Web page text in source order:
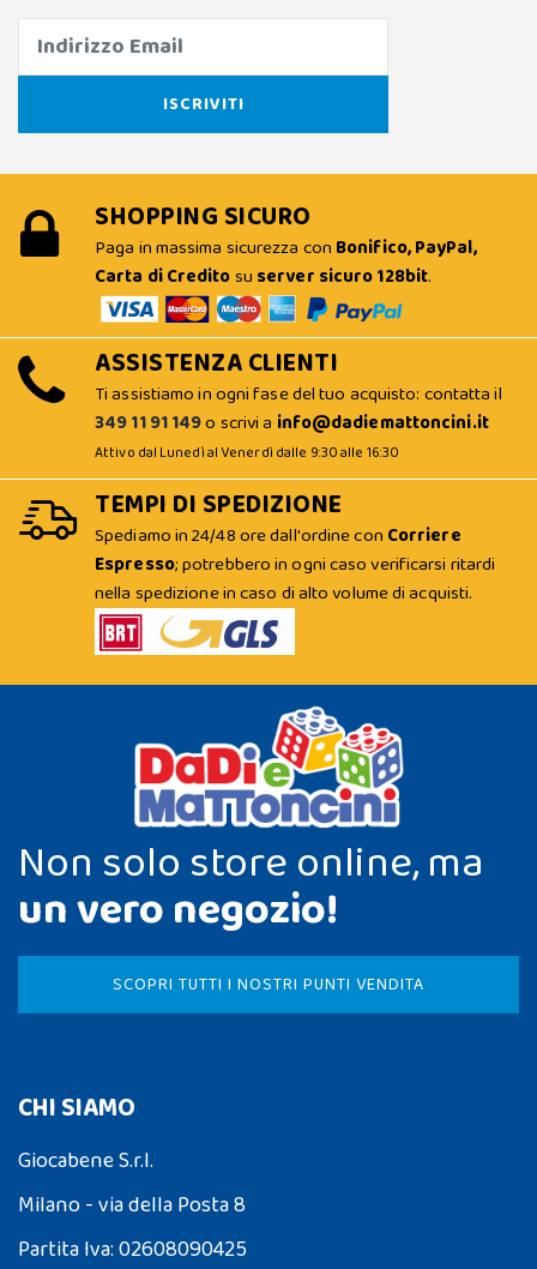
SHOPPING SICURO
Paga in massima sicurezza con Bonifico, PayPal,
Carta di Creditosu server sicuro 128bit.
ASSISTENZA CLIENTI
Ti assistiamo in ogni fase del tuo acquisto: contatta il
349 11 91 149o scrivi a info@dadiemattoncini.it
Attivo dal Lunedì al Venerdì dalle 9:30 alle 16:30
TEMPI DI SPEDIZIONE
Spediamo in 24/48 ore dall'ordine con Corriere
Espresso; potrebbero in ogni caso verificarsi ritardi
nella spedizione in caso di alto volume di acquisti.
Non solo store online, ma
un vero negozio!
SCOPRI TUTTI I NOSTRI PUNTI VENDITA
CHI SIAMO
Giocabene S.r.l.
Milano - via della Posta 8
Partita Iva: 02608090425